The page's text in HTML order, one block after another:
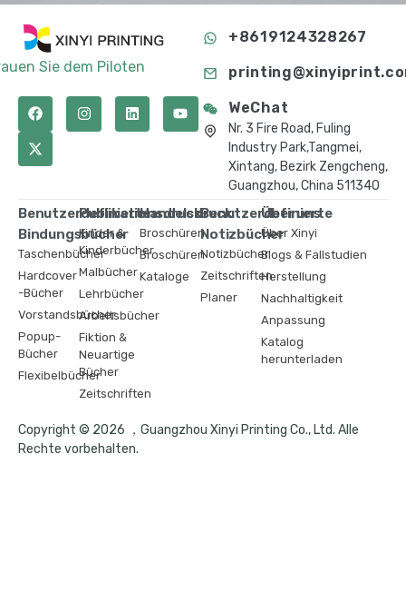
Sie dem Piloten
+8619124328267
WeChat
Nr. 3 Fire Road, Fuling
Industry Park,Tangmei,
Xintang, Bezirk Zengcheng,
Guangzhou, China 511340
Benutzerdefinierte
Bindungsbücher
Taschenbücher
Hardcover
-Bücher
Vorstandsbücher
Popup-
Bücher
Flexibelbücher
Publikationsdruck
Kinder &
Kinderbücher
Malbücher
Lehrbücher
Arbeitsbücher
Fiktion &
Neuartige
Bücher
Zeitschriften
Handelsdruck
Broschüren
Broschüren
Kataloge
Benutzerdefinierte
Notizbücher
Notizbücher
Zeitschriften
Planer
Über uns
Über Xinyi
Blogs & Fallstudien
Herstellung
Nachhaltigkeit
Anpassung
Katalog
herunterladen
Copyright © 2026 ，Guangzhou Xinyi Printing Co., Ltd. Alle
Rechte vorbehalten.